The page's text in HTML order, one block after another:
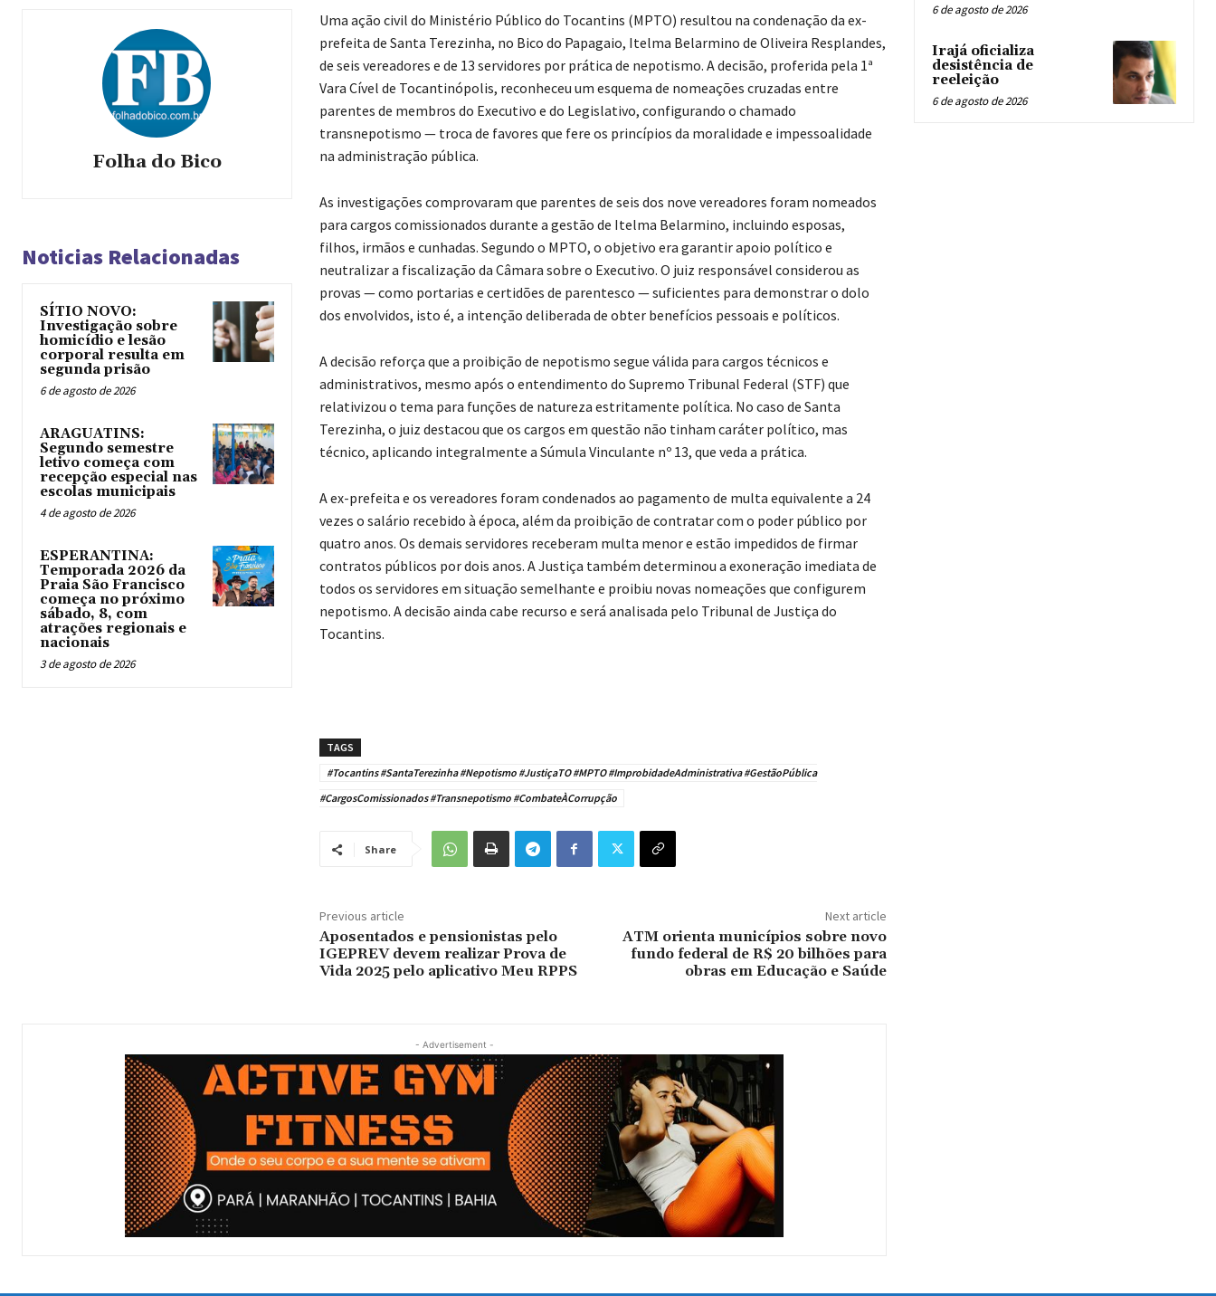
Folha do Bico
Noticias Relacionadas
SÍTIO NOVO:
Investigação sobre
homicídio e lesão
corporal resulta em
segunda prisão
6 de agosto de 2026
ARAGUATINS:
Segundo semestre
letivo começa com
recepção especial nas
escolas municipais
4 de agosto de 2026
ESPERANTINA:
Temporada 2026 da
Praia São Francisco
começa no próximo
sábado, 8, com
atrações regionais e
nacionais
3 de agosto de 2026
Uma ação civil do Ministério Público do Tocantins (MPTO) resultou na condenação da ex-
prefeita de Santa Terezinha, no Bico do Papagaio, Itelma Belarmino de Oliveira Resplandes,
de seis vereadores e de 13 servidores por prática de nepotismo. A decisão, proferida pela 1ª
Vara Cível de Tocantinópolis, reconheceu um esquema de nomeações cruzadas entre
parentes de membros do Executivo e do Legislativo, configurando o chamado
transnepotismo — troca de favores que fere os princípios da moralidade e impessoalidade
na administração pública.
As investigações comprovaram que parentes de seis dos nove vereadores foram nomeados
para cargos comissionados durante a gestão de Itelma Belarmino, incluindo esposas,
filhos, irmãos e cunhadas. Segundo o MPTO, o objetivo era garantir apoio político e
neutralizar a fiscalização da Câmara sobre o Executivo. O juiz responsável considerou as
provas — como portarias e certidões de parentesco — suficientes para demonstrar o dolo
dos envolvidos, isto é, a intenção deliberada de obter benefícios pessoais e políticos.
A decisão reforça que a proibição de nepotismo segue válida para cargos técnicos e
administrativos, mesmo após o entendimento do Supremo Tribunal Federal (STF) que
relativizou o tema para funções de natureza estritamente política. No caso de Santa
Terezinha, o juiz destacou que os cargos em questão não tinham caráter político, mas
técnico, aplicando integralmente a Súmula Vinculante nº 13, que veda a prática.
A ex-prefeita e os vereadores foram condenados ao pagamento de multa equivalente a 24
vezes o salário recebido à época, além da proibição de contratar com o poder público por
quatro anos. Os demais servidores receberam multa menor e estão impedidos de firmar
contratos públicos por dois anos. A Justiça também determinou a exoneração imediata de
todos os servidores em situação semelhante e proibiu novas nomeações que configurem
nepotismo. A decisão ainda cabe recurso e será analisada pelo Tribunal de Justiça do
Tocantins.
TAGS
#Tocantins #SantaTerezinha #Nepotismo #JustiçaTO #MPTO #ImprobidadeAdministrativa #GestãoPública
#CargosComissionados #Transnepotismo #CombateÀCorrupção
Share
Previous article
Aposentados e pensionistas pelo
IGEPREV devem realizar Prova de
Vida 2025 pelo aplicativo Meu RPPS
Next article
ATM orienta municípios sobre novo
fundo federal de R$ 20 bilhões para
obras em Educação e Saúde
- Advertisement -
6 de agosto de 2026
Irajá oficializa
desistência de
reeleição
6 de agosto de 2026